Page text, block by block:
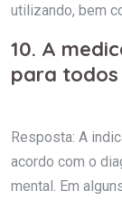
utilizando, bem
10. A
para todos
Resposta: A
acordo com o
mental. Em